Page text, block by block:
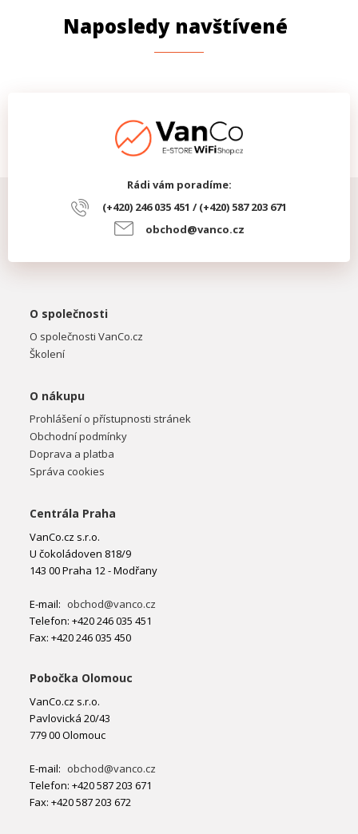
Naposledy navštívené
Rádi vám poradíme:
(+420) 246 035 451 / (+420) 587 203 671
obchod@vanco.cz
O společnosti
O společnosti VanCo.cz
Školení
O nákupu
Prohlášení o přístupnosti stránek
Obchodní podmínky
Doprava a platba
Správa cookies
Centrála Praha
VanCo.cz s.r.o.
U čokoládoven 818/9
143 00 Praha 12 - Modřany
E-mail: obchod@vanco.cz
Telefon: +420 246 035 451
Fax: +420 246 035 450
Pobočka Olomouc
VanCo.cz s.r.o.
Pavlovická 20/43
779 00 Olomouc
E-mail: obchod@vanco.cz
Telefon: +420 587 203 671
Fax: +420 587 203 672